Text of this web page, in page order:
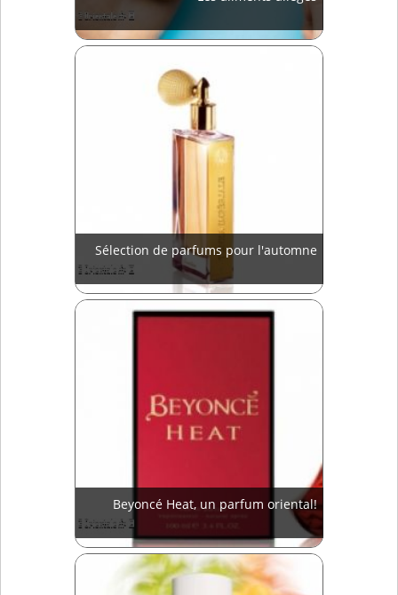
Sélection de parfums pour l'automne
Beyoncé Heat, un parfum oriental!